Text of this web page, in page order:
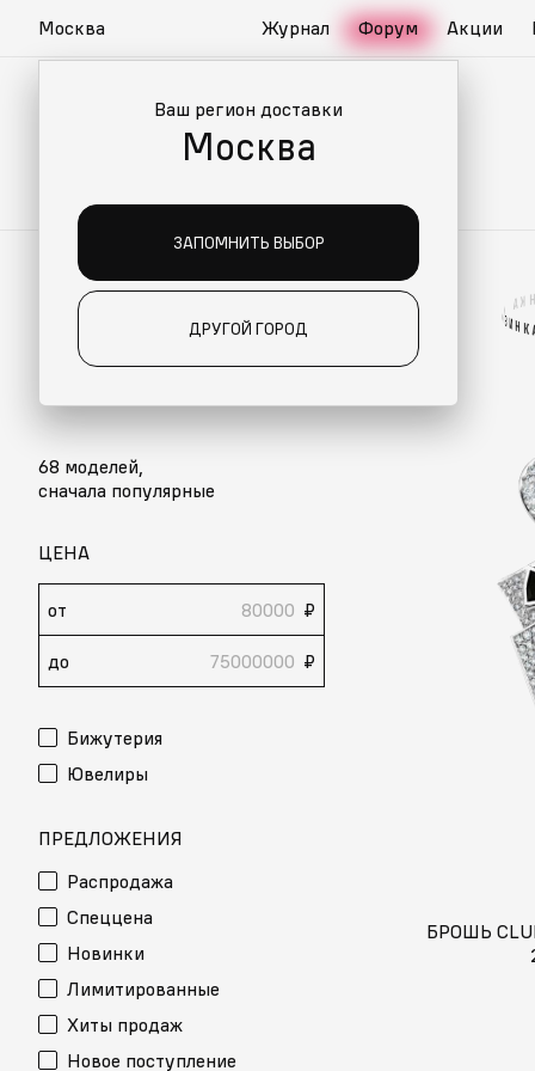
Москва
Ваш регион доставки
Москва
ЗАПОМНИТЬ ВЫБОР
ДРУГОЙ ГОРОД
Журнал Форум Акции
CLUEV
CLUEV
68 моделей,
сначала популярные
ЦЕНА
от ₽
до ₽
Бижутерия
Ювелиры
ПРЕДЛОЖЕНИЯ
Распродажа
Спеццена
Новинки
Лимитированные
Хиты продаж
Новое поступление
Н
К
А
/ОВИН К
БРОШЬ